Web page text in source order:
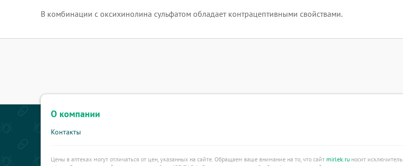
В комбинации с оксихинолина сульфатом обладает контрацептивными свойствами.
О компании
Контакты
Цены в аптеках могут отличаться от цен, указанных на сайте. Обращаем ваше внимание на то, что сайт mirlek.ruносит